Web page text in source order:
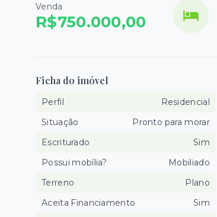
Venda
R$750.000,00
Ficha do imóvel
Perfil
Residencial
Situação
Pronto para morar
Escriturado
Sim
Possui mobília?
Mobiliado
Terreno
Plano
Aceita Financiamento
Sim